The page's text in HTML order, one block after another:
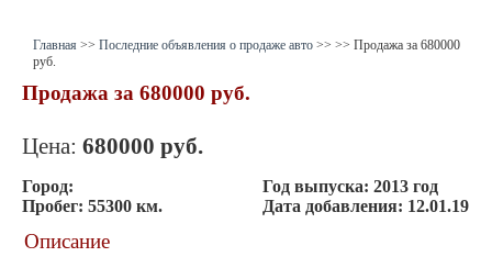
Главная >> Последние объявления о продаже авто >> >> Продажа за 680000
руб.
Продажа за 680000 руб.
Цена: 680000 руб.
Город: Год выпуска: 2013 год
Пробег: 55300 км. Дата добавления: 12.01.19
Описание